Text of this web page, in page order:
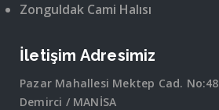
Zonguldak Cami Halısı
İletişim Adresimiz
Pazar Mahallesi Mektep Cad. No:48
Demirci / MANİSA